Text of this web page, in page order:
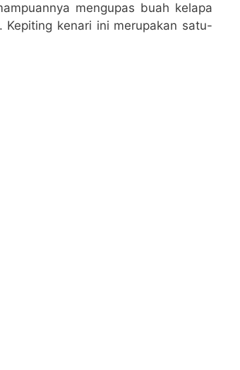
mengupas buah kelapa
kenari ini merupakan satu-